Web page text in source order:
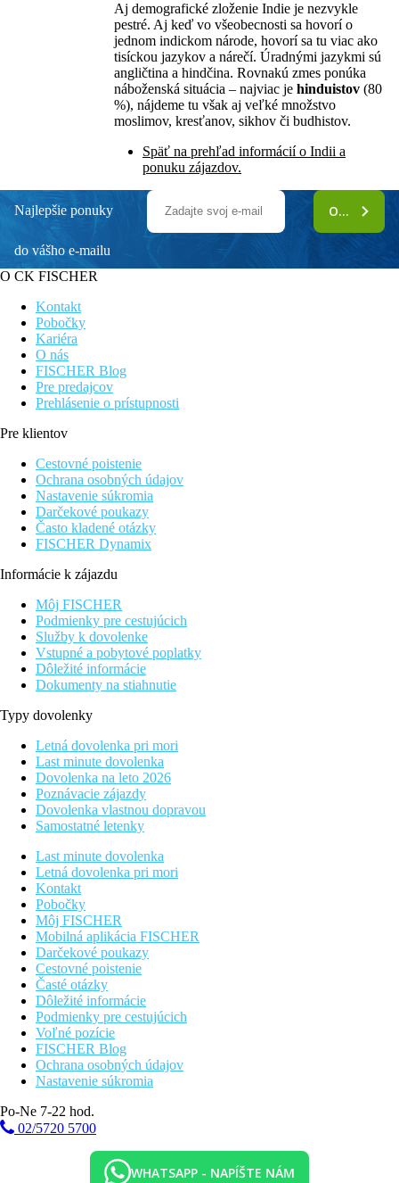
Aj demografické zloženie Indie je nezvykle
pestré. Aj keď vo všeobecnosti sa hovorí o
jednom indickom národe, hovorí sa tu viac ako
tisíckou jazykov a nárečí. Úradnými jazykmi sú
angličtina a hindčina. Rovnakú zmes ponúka
náboženská situácia – najviac je hinduistov (80
%), nájdeme tu však aj veľké množstvo
moslimov, kresťanov, sikhov či budhistov.
Späť na prehľad informácií o Indii a
ponuku zájazdov.
Najlepšie ponuky
do vášho e-mailu
ODOBERAŤ
O CK FISCHER
Kontakt
Pobočky
Kariéra
O nás
FISCHER Blog
Pre predajcov
Prehlásenie o prístupnosti
Pre klientov
Cestovné poistenie
Ochrana osobných údajov
Nastavenie súkromia
Darčekové poukazy
Často kladené otázky
FISCHER Dynamix
Informácie k zájazdu
Môj FISCHER
Podmienky pre cestujúcich
Služby k dovolenke
Vstupné a pobytové poplatky
Dôležité informácie
Dokumenty na stiahnutie
Typy dovolenky
Letná dovolenka pri mori
Last minute dovolenka
Dovolenka na leto 2026
Poznávacie zájazdy
Dovolenka vlastnou dopravou
Samostatné letenky
Last minute dovolenka
Letná dovolenka pri mori
Kontakt
Pobočky
Môj FISCHER
Mobilná aplikácia FISCHER
Darčekové poukazy
Cestovné poistenie
Časté otázky
Dôležité informácie
Podmienky pre cestujúcich
Voľné pozície
FISCHER Blog
Ochrana osobných údajov
Nastavenie súkromia
Po-Ne 7-22 hod.
02/5720 5700
WHATSAPP - NAPÍŠTE NÁM